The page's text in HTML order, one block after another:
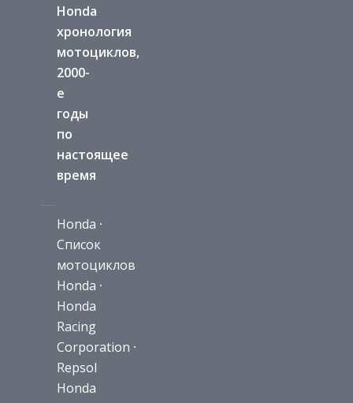
Honda
хронология
мотоциклов,
2000-
е
годы
по
настоящее
время
Honda ·
Список
мотоциклов
Honda ·
Honda
Racing
Corporation ·
Repsol
Honda